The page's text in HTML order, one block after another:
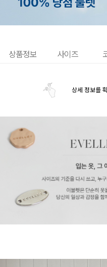
상품정보 사이즈
상세 정보를